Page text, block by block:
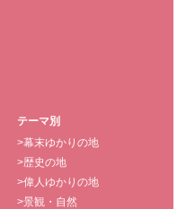
テーマ別
>幕末ゆかりの地
>歴史の地
>偉人ゆかりの地
>景観・自然